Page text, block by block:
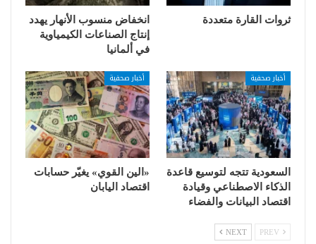
ثروات القارة متعددة
انخفاض منسوب الأنهار يهدد
إنتاج الصناعات الكيمياوية
في ألمانيا
أخبار صحفية
السعودية تتجه لتوسيع قاعدة
الذكاء الاصطناعي وقيادة
اقتصاد البيانات والفضاء
أخبار صحفية
«الين القوي» يغيّر حسابات
اقتصاد اليابان
NEXT